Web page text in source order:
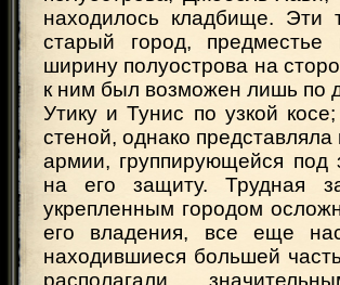
находилось кладбище. Эти
старый город,
ширину полуострова на
к ним был возможен лишь по
Утику и Тунис по узкой
стеной, однако
армии, группирующейся
на его защиту. Трудная
укрепленным городом
его владения, все еще
находившиеся большей
располагали